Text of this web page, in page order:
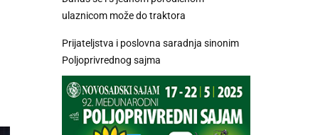
ulaznicom može do traktora
Prijateljstva i poslovna saradnja sinonim
Poljoprivrednog sajma